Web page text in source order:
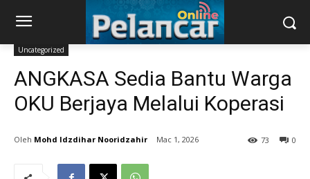
Uncategorized
ANGKASA Sedia Bantu Warga
OKU Berjaya Melalui Koperasi
Mohd Idzdihar Nooridzahir Mac 1, 2026 0
73